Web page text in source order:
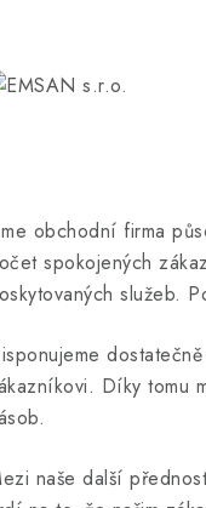
obchodní firma
spokojených
služeb.
Díky tomu
naše další